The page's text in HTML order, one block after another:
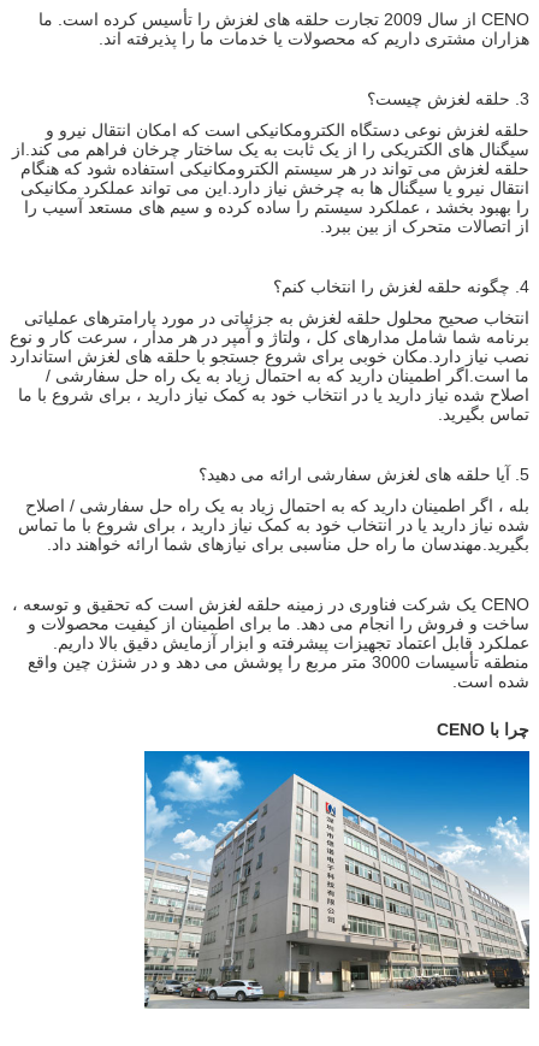
CENO از سال 2009 تجارت حلقه های لغزش را تأسیس کرده است. ما
هزاران مشتری داریم که محصولات یا خدمات ما را پذیرفته اند.
3. حلقه لغزش چیست؟
حلقه لغزش نوعی دستگاه الکترومکانیکی است که امکان انتقال نیرو و
سیگنال های الکتریکی را از یک ثابت به یک ساختار چرخان فراهم می کند.از
حلقه لغزش می تواند در هر سیستم الکترومکانیکی استفاده شود که هنگام
انتقال نیرو یا سیگنال ها به چرخش نیاز دارد.این می تواند عملکرد مکانیکی
را بهبود بخشد ، عملکرد سیستم را ساده کرده و سیم های مستعد آسیب را
از اتصالات متحرک از بین ببرد.
4. چگونه حلقه لغزش را انتخاب کنم؟
انتخاب صحیح محلول حلقه لغزش به جزئیاتی در مورد پارامترهای عملیاتی
برنامه شما شامل مدارهای کل ، ولتاژ و آمپر در هر مدار ، سرعت کار و نوع
نصب نیاز دارد.مکان خوبی برای شروع جستجو با حلقه های لغزش استاندارد
ما است.اگر اطمینان دارید که به احتمال زیاد به یک راه حل سفارشی /
اصلاح شده نیاز دارید یا در انتخاب خود به کمک نیاز دارید ، برای شروع با ما
تماس بگیرید.
5. آیا حلقه های لغزش سفارشی ارائه می دهید؟
بله ، اگر اطمینان دارید که به احتمال زیاد به یک راه حل سفارشی / اصلاح
شده نیاز دارید یا در انتخاب خود به کمک نیاز دارید ، برای شروع با ما تماس
بگیرید.مهندسان ما راه حل مناسبی برای نیازهای شما ارائه خواهند داد.
CENO یک شرکت فناوری در زمینه حلقه لغزش است که تحقیق و توسعه ،
ساخت و فروش را انجام می دهد. ما برای اطمینان از کیفیت محصولات و
عملکرد قابل اعتماد تجهیزات پیشرفته و ابزار آزمایش دقیق بالا داریم.
منطقه تأسیسات 3000 متر مربع را پوشش می دهد و در شنژن چین واقع
شده است.
چرا با CENO